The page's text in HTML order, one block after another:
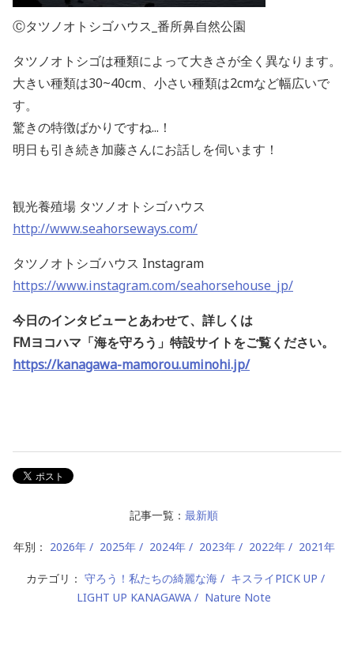
Ⓒタツノオトシゴハウス_番所鼻自然公園
タツノオトシゴは種類によって大きさが全く異なります。
大きい種類は30~40cm、小さい種類は2cmなど幅広いで
す。
驚きの特徴ばかりですね...！
明日も引き続き加藤さんにお話しを伺います！
観光養殖場 タツノオトシゴハウス
http://www.seahorseways.com/
タツノオトシゴハウス Instagram
https://www.instagram.com/seahorsehouse_jp/
今日のインタビューとあわせて、詳しくは
FMヨコハマ「海を守ろう」特設サイトをご覧ください。
https://kanagawa-mamorou.uminohi.jp/
記事一覧： 最新順
年別： 2026年 2025年 2024年 2023年 2022年 2021年
カテゴリ： 守ろう！私たちの綺麗な海
キスライPICK UP
LIGHT UP KANAGAWA
Nature Note